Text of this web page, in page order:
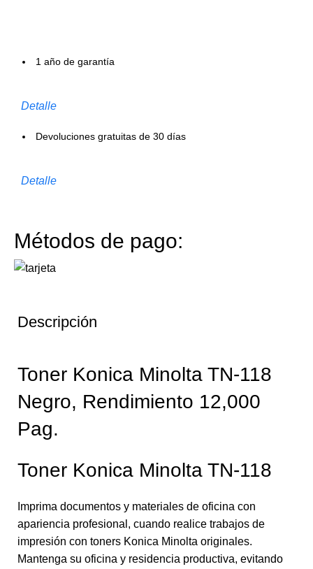
1 año de garantía
Detalle
Devoluciones gratuitas de 30 días
Detalle
Métodos de pago:
Descripción
Toner Konica Minolta TN-118
Negro, Rendimiento 12,000
Pag.
Toner Konica Minolta TN-118
Imprima documentos y materiales de oficina con
apariencia profesional, cuando realice trabajos de
impresión con toners Konica Minolta originales.
Mantenga su oficina y residencia productiva, evitando